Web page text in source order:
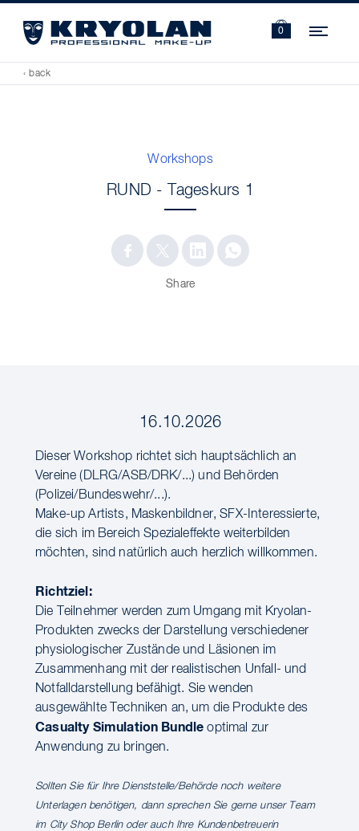
0
‹ back
Workshops
RUND - Tageskurs 1
Share
16.10.2026
Dieser Workshop richtet sich hauptsächlich an
Vereine (DLRG/ASB/DRK/...) und Behörden
(Polizei/Bundeswehr/...).
Make-up Artists, Maskenbildner, SFX-Interessierte,
die sich im Bereich Spezialeffekte weiterbilden
möchten, sind natürlich auch herzlich willkommen.
Richtziel:
Die Teilnehmer werden zum Umgang mit Kryolan-
Produkten zwecks der Darstellung verschiedener
physiologischer Zustände und Läsionen im
Zusammenhang mit der realistischen Unfall- und
Notfalldarstellung befähigt. Sie wenden
ausgewählte Techniken an, um die Produkte des
Casualty Simulation Bundle optimal zur
Anwendung zu bringen.
Sollten Sie für Ihre Dienststelle/Behörde noch weitere
Unterlagen benötigen, dann sprechen Sie gerne unser Team
im City Shop Berlin oder auch Ihre Kundenbetreuerin